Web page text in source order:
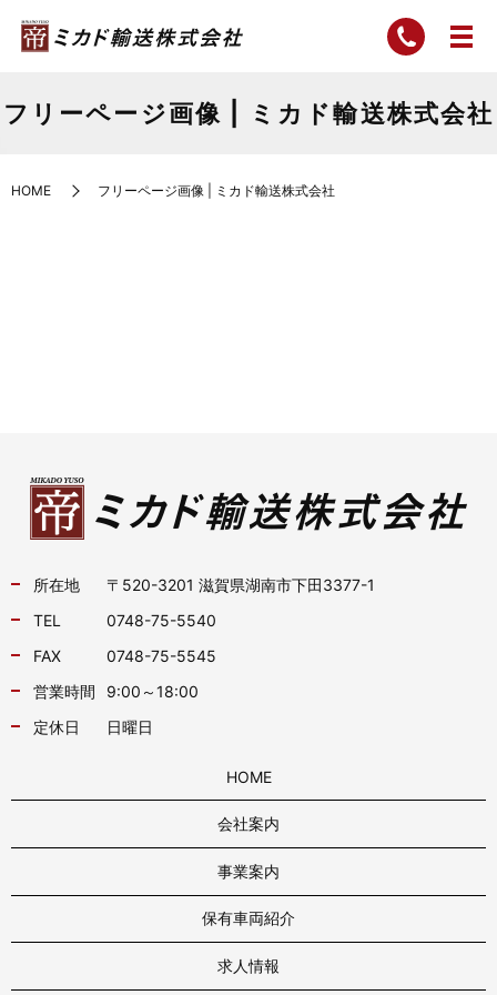
フリーページ画像 | ミカド輸送株式会社
HOME フリーページ画像 | ミカド輸送株式会社
所在地
〒520-3201 滋賀県湖南市下田3377-1
TEL
0748-75-5540
FAX
0748-75-5545
営業時間
9:00～18:00
定休日
日曜日
HOME
会社案内
事業案内
保有車両紹介
求人情報